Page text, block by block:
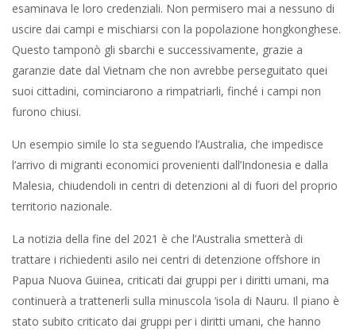
esaminava le loro credenziali. Non permisero mai a nessuno di
uscire dai campi e mischiarsi con la popolazione hongkonghese.
Questo tamponò gli sbarchi e successivamente, grazie a
garanzie date dal Vietnam che non avrebbe perseguitato quei
suoi cittadini, cominciarono a rimpatriarli, finché i campi non
furono chiusi.
Un esempio simile lo sta seguendo l’Australia, che impedisce
l’arrivo di migranti economici provenienti dall’Indonesia e dalla
Malesia, chiudendoli in centri di detenzioni al di fuori del proprio
territorio nazionale.
La notizia della fine del 2021 è che l’Australia smetterà di
trattare i richiedenti asilo nei centri di detenzione offshore in
Papua Nuova Guinea, criticati dai gruppi per i diritti umani, ma
continuerà a trattenerli sulla minuscola ‘isola di Nauru. Il piano è
stato subito criticato dai gruppi per i diritti umani, che hanno